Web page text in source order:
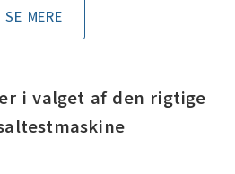
SE MERE
i valget af den rigtige